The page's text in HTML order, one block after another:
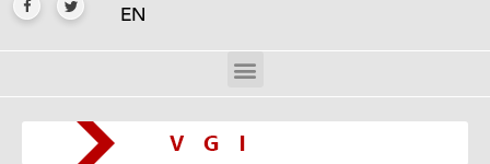
EN